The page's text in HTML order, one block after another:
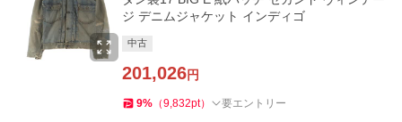
ジ デニムジャケット インディゴ
中古
201,026円
9% （9,832pt） 要エントリー